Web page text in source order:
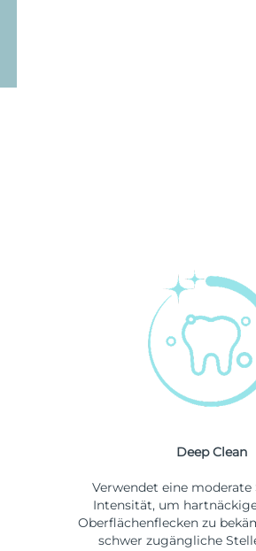
Deep Clean
Verwendet eine moderate
Intensität, um
Oberflächenflecken zu
schwer zugängliche